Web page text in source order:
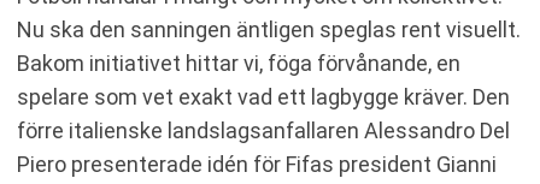
Nu ska den sanningen äntligen speglas rent visuellt.
Bakom initiativet hittar vi, föga förvånande, en
spelare som vet exakt vad ett lagbygge kräver. Den
förre italienske landslagsanfallaren Alessandro Del
Piero presenterade idén för Fifas president Gianni